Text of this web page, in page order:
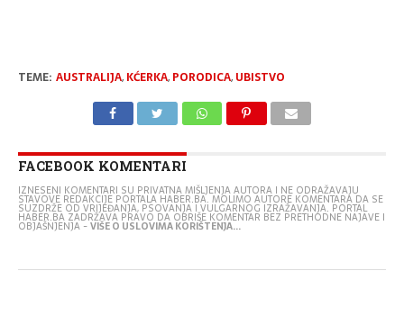
TEME: AUSTRALIJA, KĆERKA, PORODICA, UBISTVO
FACEBOOK KOMENTARI
IZNESENI KOMENTARI SU PRIVATNA MIŠLJENJA AUTORA I NE ODRAŽAVAJU
STAVOVE REDAKCIJE PORTALA HABER.BA. MOLIMO AUTORE KOMENTARA DA SE
SUZDRŽE OD VRIJEĐANJA, PSOVANJA I VULGARNOG IZRAŽAVANJA. PORTAL
HABER.BA ZADRŽAVA PRAVO DA OBRIŠE KOMENTAR BEZ PRETHODNE NAJAVE I
OBJAŠNJENJA -VIŠE O USLOVIMA KORIŠTENJA...